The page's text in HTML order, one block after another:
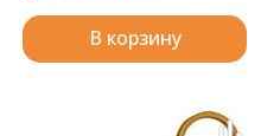
В корзину